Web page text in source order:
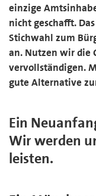
einzige
nicht geschafft.
Stichwahl zum
an. Nutzen wir die
vervollständigen.
gute Alternative
Ein
Wir werden
leisten.